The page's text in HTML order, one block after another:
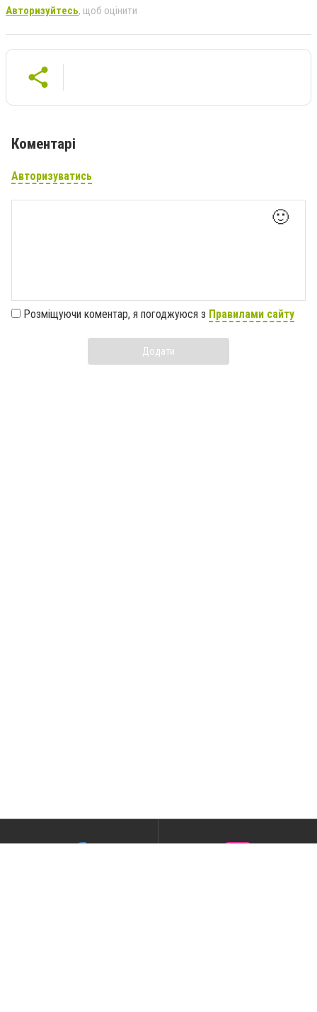
Авторизуйтесь, щоб оцінити
Коментарі
Авторизуватись
🙂
Розміщуючи коментар, я погоджуюся з Правилами сайту
Додати